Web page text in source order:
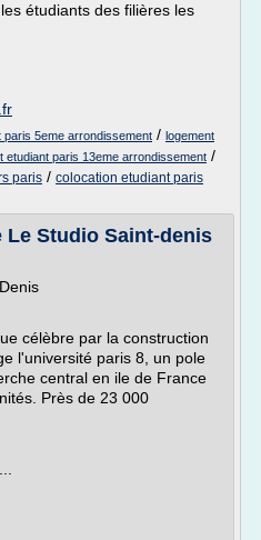
étudiants des filières les
paris 5eme arrondissement / logement
etudiant paris 13eme arrondissement /
paris / colocation etudiant paris
Le Studio Saint-denis
célèbre par la construction
l'université paris 8, un pole
central en ile de France
Près de 23 000